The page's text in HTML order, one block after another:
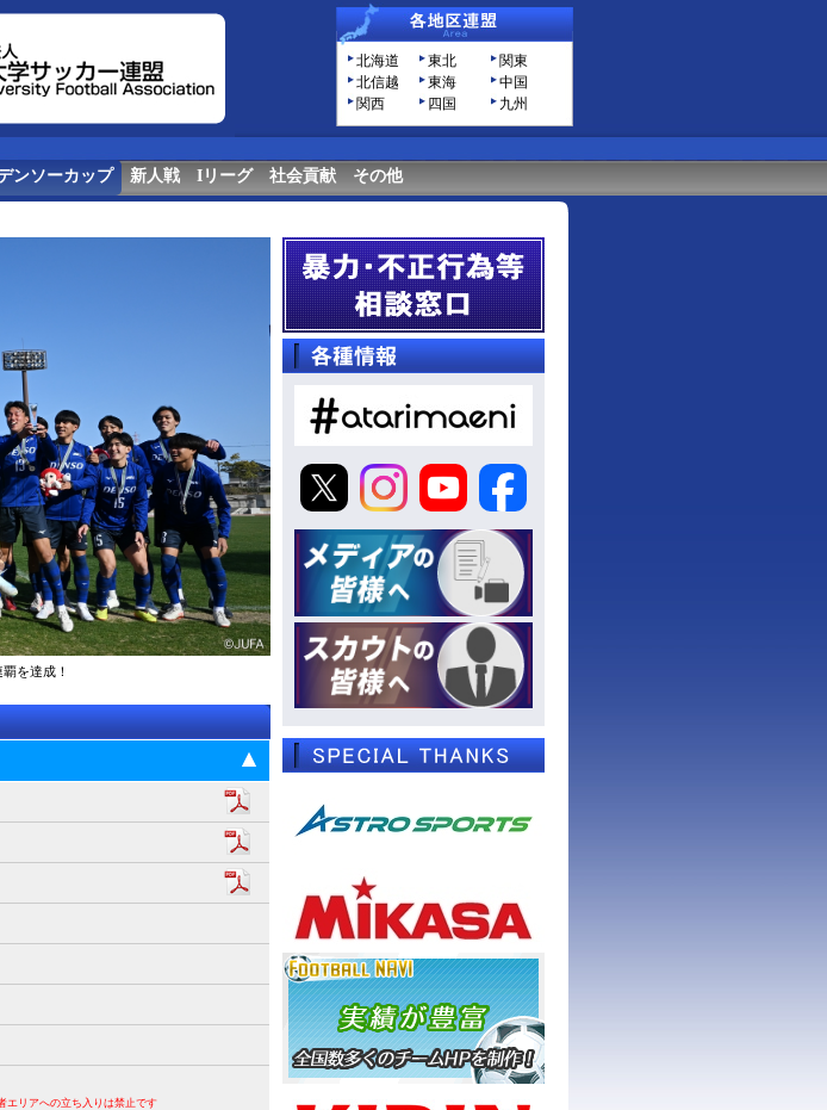
北海道 東北
関東
北信越
東海
中国
関西
四国 九州
ンソーカップ 新人戦 Iリーグ 社会貢献 その他
を達成！
エリアへの立ち入りは禁止です